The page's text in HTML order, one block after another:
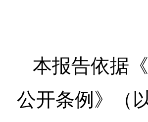
本报告依据
公开条例》（